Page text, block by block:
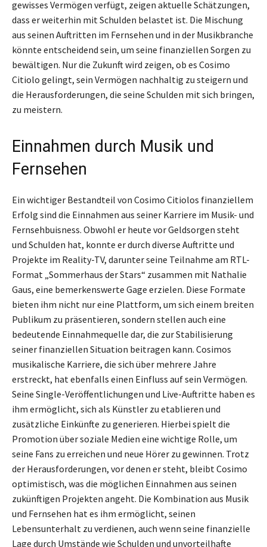
gewisses Vermögen verfügt, zeigen aktuelle Schätzungen,
dass er weiterhin mit Schulden belastet ist. Die Mischung
aus seinen Auftritten im Fernsehen und in der Musikbranche
könnte entscheidend sein, um seine finanziellen Sorgen zu
bewältigen. Nur die Zukunft wird zeigen, ob es Cosimo
Citiolo gelingt, sein Vermögen nachhaltig zu steigern und
die Herausforderungen, die seine Schulden mit sich bringen,
zu meistern.
Einnahmen durch Musik und
Fernsehen
Ein wichtiger Bestandteil von Cosimo Citiolos finanziellem
Erfolg sind die Einnahmen aus seiner Karriere im Musik- und
Fernsehbuisness. Obwohl er heute vor Geldsorgen steht
und Schulden hat, konnte er durch diverse Auftritte und
Projekte im Reality-TV, darunter seine Teilnahme am RTL-
Format „Sommerhaus der Stars“ zusammen mit Nathalie
Gaus, eine bemerkenswerte Gage erzielen. Diese Formate
bieten ihm nicht nur eine Plattform, um sich einem breiten
Publikum zu präsentieren, sondern stellen auch eine
bedeutende Einnahmequelle dar, die zur Stabilisierung
seiner finanziellen Situation beitragen kann. Cosimos
musikalische Karriere, die sich über mehrere Jahre
erstreckt, hat ebenfalls einen Einfluss auf sein Vermögen.
Seine Single-Veröffentlichungen und Live-Auftritte haben es
ihm ermöglicht, sich als Künstler zu etablieren und
zusätzliche Einkünfte zu generieren. Hierbei spielt die
Promotion über soziale Medien eine wichtige Rolle, um
seine Fans zu erreichen und neue Hörer zu gewinnen. Trotz
der Herausforderungen, vor denen er steht, bleibt Cosimo
optimistisch, was die möglichen Einnahmen aus seinen
zukünftigen Projekten angeht. Die Kombination aus Musik
und Fernsehen hat es ihm ermöglicht, seinen
Lebensunterhalt zu verdienen, auch wenn seine finanzielle
Lage durch Umstände wie Schulden und unvorteilhafte